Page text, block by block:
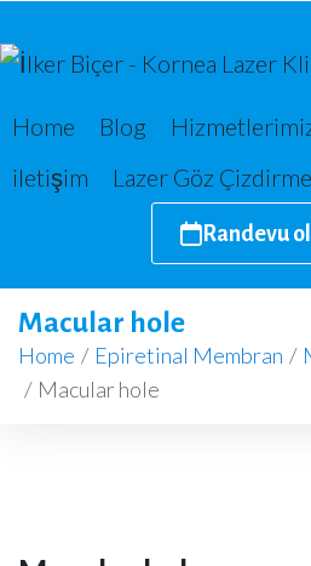
Home Blog
iletişim
Lazer Göz Çizdirme
Randevu
Macular hole
Home / Epiretinal Membran /
/ Macular hole